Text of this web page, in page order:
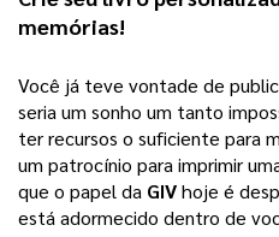
memórias!
Você já teve vontade de
seria um sonho um tanto
ter recursos o suficiente para
um patrocínio para imprimir
que o papel da GIVhoje é
está adormecido dentro de